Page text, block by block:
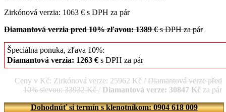
Zirkónová verzia: 1063 € s DPH za pár
Diamantová verzia pred 10% zľavou: 1389 €s DPH za pár
Špeciálna ponuka, zľava 10%:
Diamantová verzia: 1263 € s DPH za pár
Ceny v Kč: Zirkónová verze: 25962 Kč / Diamantová verze před
10% slevou: 33932 Kč/ Diamantová verze: 30847 Kč za pár
Dohodnúť si termín s klenotníkom: 0904 618 009